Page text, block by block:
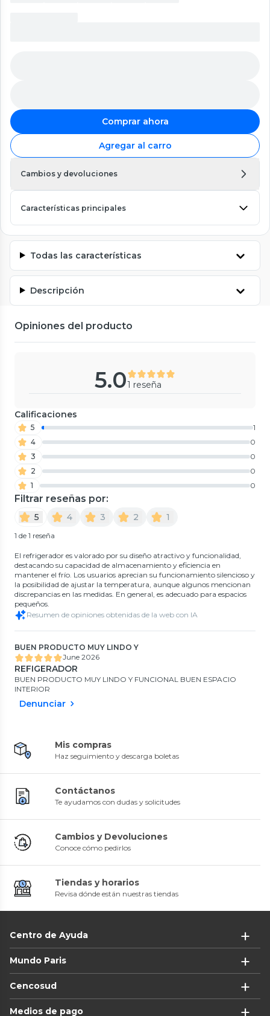
Comprar ahora
Agregar al carro
Cambios y devoluciones
Características principales
Todas las características
Descripción
Opiniones del producto
5.01 reseña
Calificaciones
5
1
4
0
3
0
2
0
1
0
Filtrar reseñas por:
5 4 3 2 1
1 de 1 reseña
El refrigerador es valorado por su diseño atractivo y funcionalidad,
destacando su capacidad de almacenamiento y eficiencia en
mantener el frío. Los usuarios aprecian su funcionamiento silencioso y
la posibilidad de ajustar la temperatura, aunque algunos mencionan
discrepancias en las medidas. En general, es adecuado para espacios
pequeños.
Resumen de opiniones obtenidas de la web con IA
BUEN PRODUCTO MUY LINDO Y
June 2026
REFIGERADOR
BUEN PRODUCTO MUY LINDO Y FUNCIONAL BUEN ESPACIO
INTERIOR
Denunciar
Mis compras
Haz seguimiento y descarga boletas
Contáctanos
Te ayudamos con dudas y solicitudes
Cambios y Devoluciones
Conoce cómo pedirlos
Tiendas y horarios
Revisa dónde están nuestras tiendas
Centro de Ayuda
Mundo Paris
Cencosud
Medios de pago